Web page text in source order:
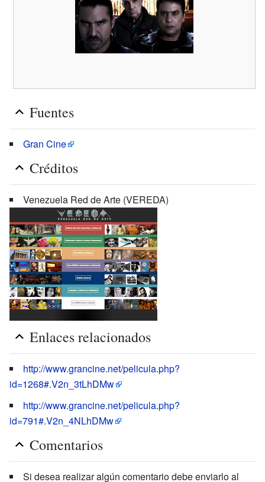
Fuentes
Gran Cine
Créditos
Venezuela Red de Arte (VEREDA)
Enlaces relacionados
http://www.grancine.net/pelicula.php?
id=1268#.V2n_3tLhDMw
http://www.grancine.net/pelicula.php?
id=791#.V2n_4NLhDMw
Comentarios
Si desea realizar algún comentario debe enviarlo al